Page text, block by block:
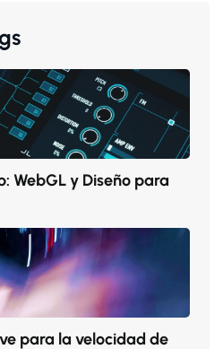
WebGL y Diseño para
para la velocidad de